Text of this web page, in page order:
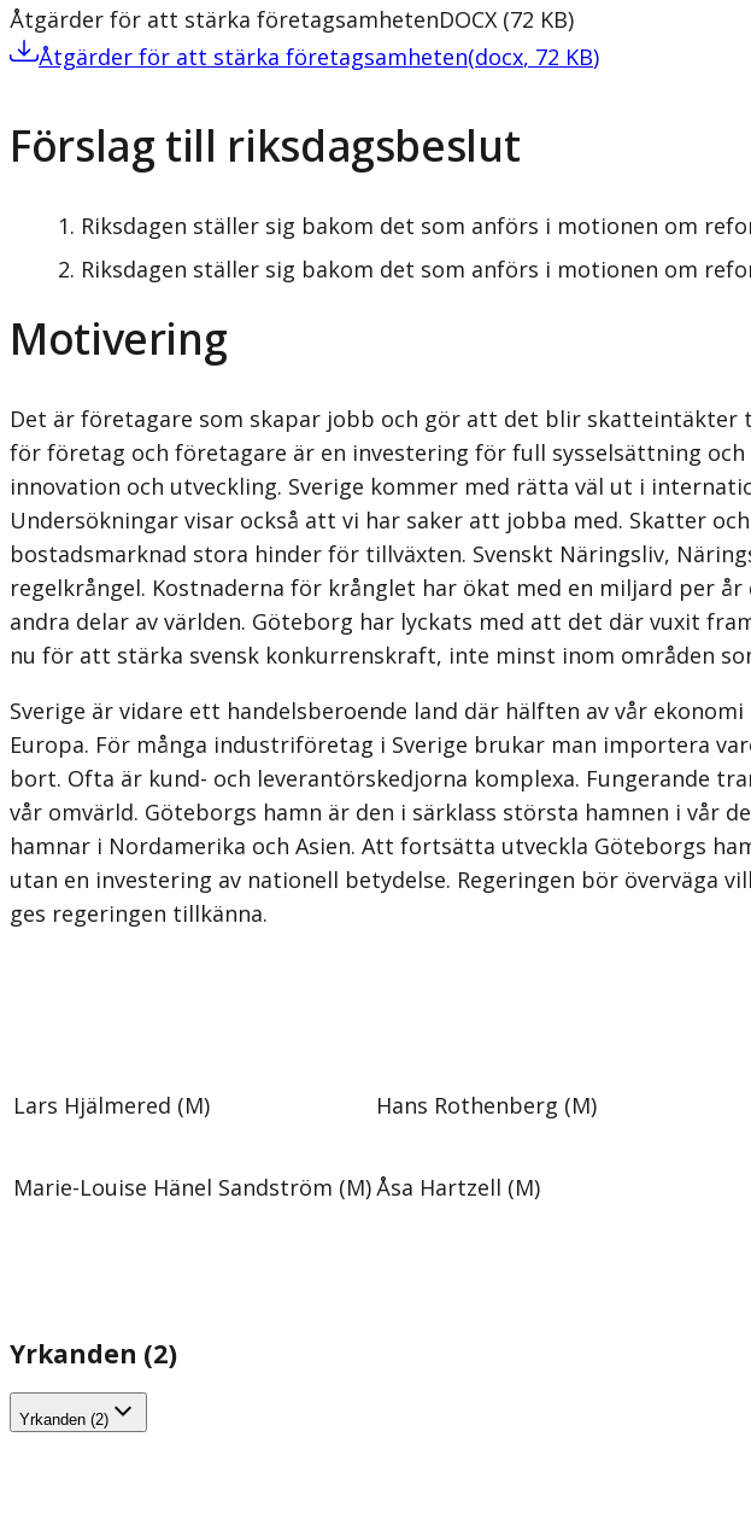
Åtgärder för att stärka företagsamhetenDOCX (72 KB)
Åtgärder för att stärka företagsamheten(docx, 72 KB)
Förslag till riksdagsbeslut
Riksdagen ställer sig bakom det som anförs i motionen om
Riksdagen ställer sig bakom det som anförs i motionen om
Motivering
Det är företagare som skapar jobb och gör att det blir skatteintäkter
för företag och företagare är en investering för full sysselsättning
innovation och utveckling. Sverige kommer med rätta väl ut i
Undersökningar visar också att vi har saker att jobba med. Skatter
bostadsmarknad stora hinder för tillväxten. Svenskt Näringsliv,
regelkrångel. Kostnaderna för krånglet har ökat med en miljard per
andra delar av världen. Göteborg har lyckats med att det där vuxit
nu för att stärka svensk konkurrenskraft, inte minst inom områden
Sverige är vidare ett handelsberoende land där hälften av vår
Europa. För många industriföretag i Sverige brukar man importera
bort. Ofta är kund- och leverantörskedjorna komplexa. Fungerande
vår omvärld. Göteborgs hamn är den i särklass största hamnen i vår
hamnar i Nordamerika och Asien. Att fortsätta utveckla Göteborgs
utan en investering av nationell betydelse. Regeringen bör
ges regeringen tillkänna.
Lars Hjälmered (M) Hans Rothenberg (M)
Marie-Louise Hänel Sandström (M) Åsa Hartzell (M)
Yrkanden (2)
Yrkanden (2)